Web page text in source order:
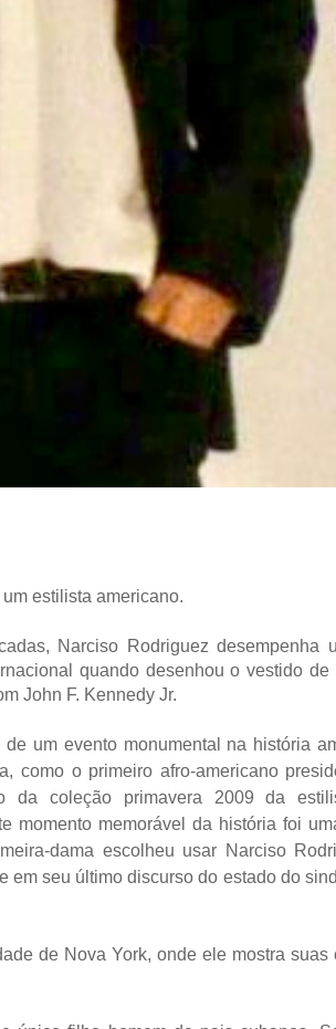
estilista americano.
Narciso Rodriguez desempenha
quando desenhou o vestido de
John F. Kennedy Jr.
um evento monumental na história
como o primeiro afro-americano
da coleção primavera 2009 da
momento memorável da história foi
dama escolheu usar Narciso
em seu último discurso do estado do
de Nova York, onde ele mostra suas